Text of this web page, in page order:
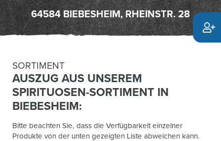
64584 BIEBESHEIM, RHEINSTR. 28
SORTIMENT
AUSZUG AUS UNSEREM
SPIRITUOSEN-SORTIMENT IN
BIEBESHEIM:
Bitte beachten Sie, dass die Verfügbarkeit einzelner
Produkte von der unten gezeigten Liste abweichen kann.